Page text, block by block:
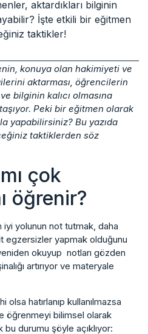
aktardıkları bilginin
İşte etkili bir eğitmen
taktikler!
konuya olan hakimiyeti ve
aktarması, öğrencilerin
bilginin kalıcı olmasına
Peki bir eğitmen olarak
yapabilirsiniz? Bu yazıda
taktiklerden söz
çok
öğrenir?
yolunun not tutmak, daha
egzersizler yapmak olduğunu
okuyup notları gözden
artırıyor ve materyale
hatırlanıp kullanılmazsa
öğrenmeyi bilimsel olarak
durumu şöyle açıklıyor: